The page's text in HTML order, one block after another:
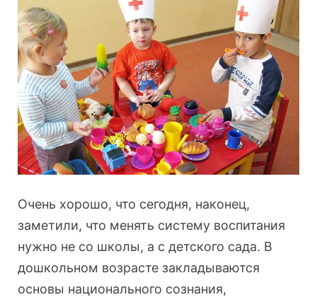
Очень хорошо, что сегодня, наконец,
заметили, что менять систему воспитания
нужно не со школы, а с детского сада. В
дошкольном возрасте закладываются
основы национального сознания,